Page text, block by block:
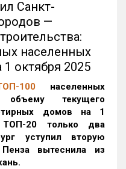
Санкт-
—
населенных
октября 2025
100 населенных
текущего
домов на 1
20 только два
уступил вторую
Пенза вытеснила из